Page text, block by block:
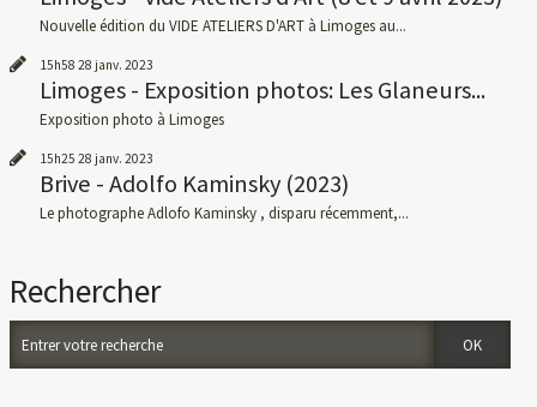
Nouvelle édition du VIDE ATELIERS D'ART à Limoges au...
15h58 28 janv. 2023
Limoges - Exposition photos: Les Glaneurs...
Exposition photo à Limoges
15h25 28 janv. 2023
Brive - Adolfo Kaminsky (2023)
Le photographe Adlofo Kaminsky , disparu récemment,...
Rechercher